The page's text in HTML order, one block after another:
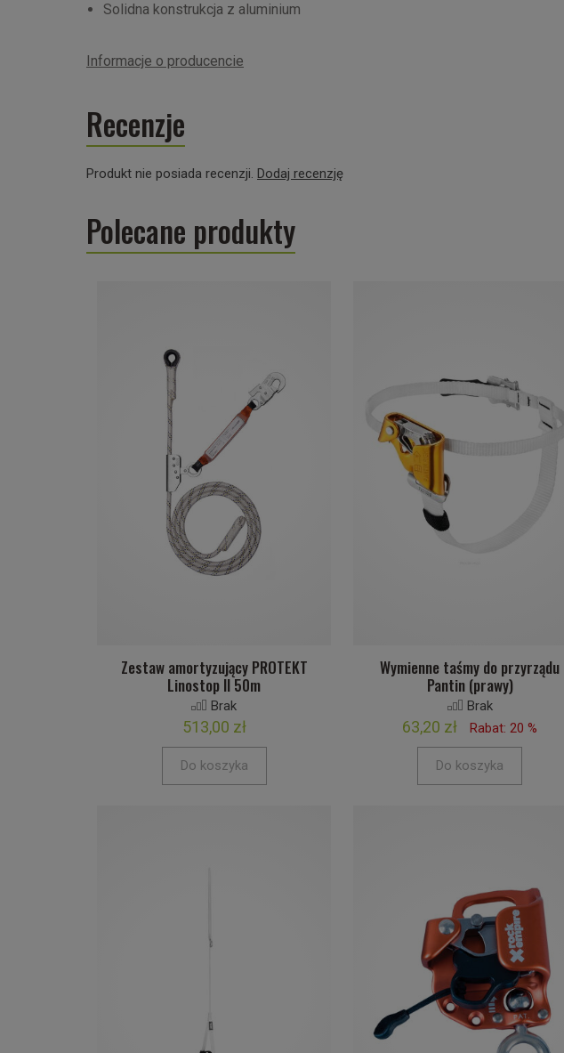
Solidna konstrukcja z aluminium
Informacje o producencie
Recenzje
Produkt nie posiada recenzji. Dodaj recenzję
Polecane produkty
Zestaw amortyzujący PROTEKT
Linostop II 50m
Brak
513,00 zł
Do koszyka
Wymienne taśmy do przyrządu
Pantin (prawy)
Brak
63,20 zł Rabat: 20 %
Do koszyka